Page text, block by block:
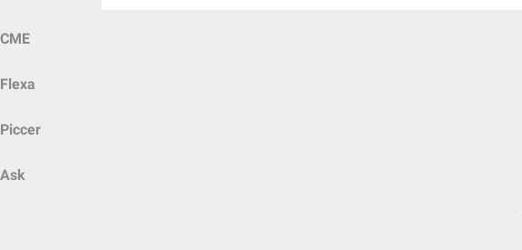
CME
Flexa
Piccer
Ask